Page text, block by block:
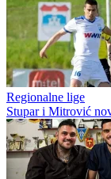
Ostalo BiH
20. Football Friends